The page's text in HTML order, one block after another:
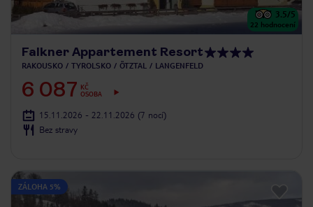
3.5/5
22 hodnocení
Falkner Appartement Resort
RAKOUSKO TYROLSKO ÖTZTAL LANGENFELD
6 087 KČ
OSOBA
15.11.2026 - 22.11.2026 (7 nocí)
Bez stravy
ZÁLOHA 5%